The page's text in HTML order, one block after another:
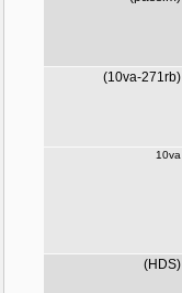
(10va-271rb)
10va
(HDS)